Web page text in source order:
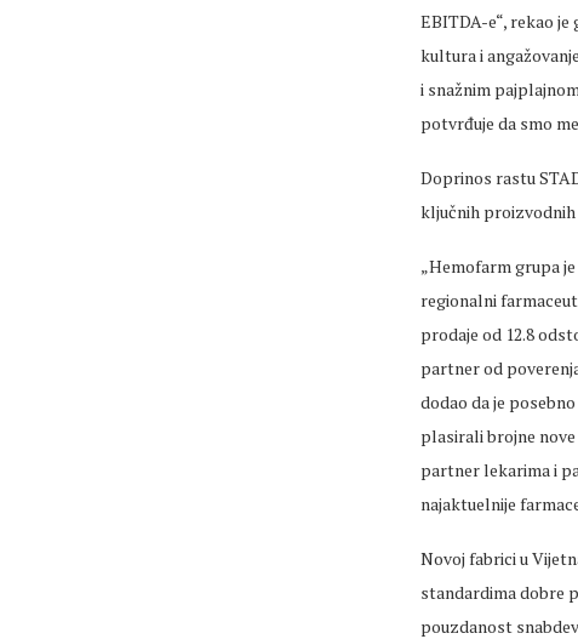
EBITDA-e“, rekao
kultura i
i snažnim
potvrđuje da smo
Doprinos rastu
ključnih proizvodnih
„Hemofarm grupa
regionalni
prodaje od 12.8
partner od
dodao da je
plasirali brojne
partner lekarima i
najaktuelnije
Novoj fabrici u
standardima dobre
pouzdanost